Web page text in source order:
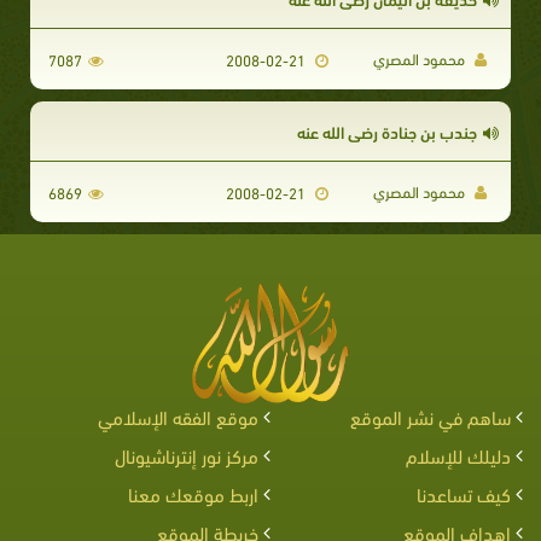
محمود المصري 7087
جندب بن جنادة رضي الله عنه
محمود المصري 6869
ساهم في نشر الموقع
موقع الفقه الإسلامي
دليلك للإسلام
مركز نور إنترناشيونال
كيف تساعدنا
اربط موقعك معنا
اهداف الموقع
خريطة الموقع